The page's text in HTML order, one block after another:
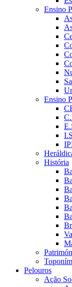
Ensino
Ensino
História
Pelouros
Ação